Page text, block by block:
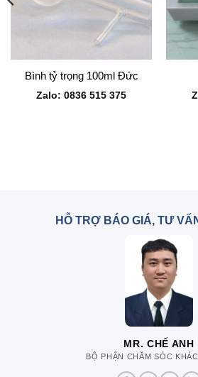
Bình tỷ trọng 100ml Đức
Zalo: 0836 515 375
HỖ TRỢ BÁO GIÁ, TƯ
MR. CHẾ ANH
BỘ PHẬN CHĂM SÓC